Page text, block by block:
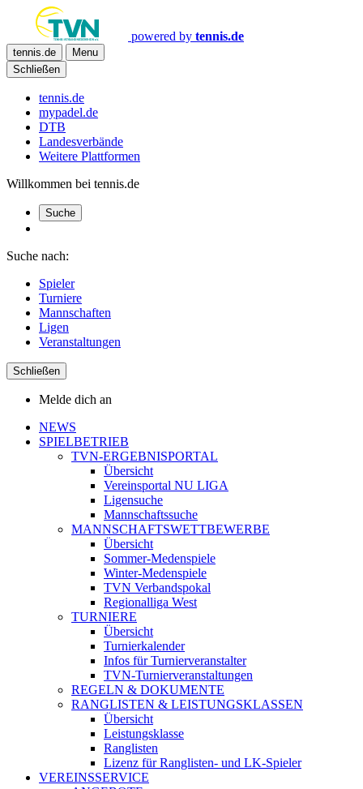
powered by tennis.de
tennis.de
Menu
Schließen
tennis.de
mypadel.de
DTB
Landesverbände
Weitere Plattformen
Willkommen bei tennis.de
Suche
Suche nach:
Spieler
Turniere
Mannschaften
Ligen
Veranstaltungen
Schließen
Melde dich an
NEWS
SPIELBETRIEB
TVN-ERGEBNISPORTAL
Übersicht
Vereinsportal NU LIGA
Ligensuche
Mannschaftssuche
MANNSCHAFTSWETTBEWERBE
Übersicht
Sommer-Medenspiele
Winter-Medenspiele
TVN Verbandspokal
Regionalliga West
TURNIERE
Übersicht
Turnierkalender
Infos für Turnierveranstalter
TVN-Turnierveranstaltungen
REGELN & DOKUMENTE
RANGLISTEN & LEISTUNGSKLASSEN
Übersicht
Leistungsklasse
Ranglisten
Lizenz für Ranglisten- und LK-Spieler
VEREINSSERVICE